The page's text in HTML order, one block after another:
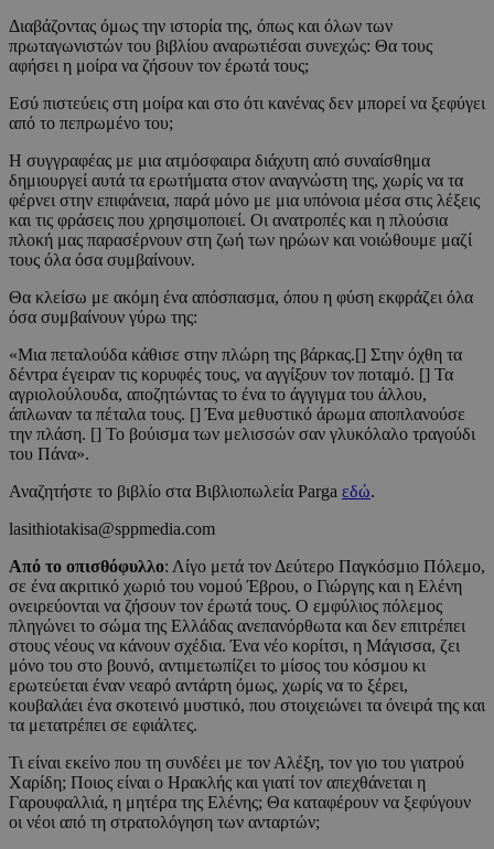
Διαβάζοντας όμως την ιστορία της, όπως και όλων των
πρωταγωνιστών του βιβλίου αναρωτιέσαι συνεχώς: Θα τους
αφήσει η μοίρα να ζήσουν τον έρωτά τους;
Εσύ πιστεύεις στη μοίρα και στο ότι κανένας δεν μπορεί να ξεφύγει
από το πεπρωμένο του;
Η συγγραφέας με μια ατμόσφαιρα διάχυτη από συναίσθημα
δημιουργεί αυτά τα ερωτήματα στον αναγνώστη της, χωρίς να τα
φέρνει στην επιφάνεια, παρά μόνο με μια υπόνοια μέσα στις λέξεις
και τις φράσεις που χρησιμοποιεί. Οι ανατροπές και η πλούσια
πλοκή μας παρασέρνουν στη ζωή των ηρώων και νοιώθουμε μαζί
τους όλα όσα συμβαίνουν.
Θα κλείσω με ακόμη ένα απόσπασμα, όπου η φύση εκφράζει όλα
όσα συμβαίνουν γύρω της:
«Μια πεταλούδα κάθισε στην πλώρη της βάρκας.[] Στην όχθη τα
δέντρα έγειραν τις κορυφές τους, να αγγίξουν τον ποταμό. [] Τα
αγριολούλουδα, αποζητώντας το ένα το άγγιγμα του άλλου,
άπλωναν τα πέταλα τους. [] Ένα μεθυστικό άρωμα αποπλανούσε
την πλάση. [] Το βούισμα των μελισσών σαν γλυκόλαλο τραγούδι
του Πάνα».
Αναζητήστε το βιβλίο στα Βιβλιοπωλεία Parga εδώ.
lasithiotakisa@sppmedia.com
Από το οπισθόφυλλο: Λίγο μετά τον Δεύτερο Παγκόσμιο Πόλεμο,
σε ένα ακριτικό χωριό του νομού Έβρου, ο Γιώργης και η Ελένη
ονειρεύονται να ζήσουν τον έρωτά τους. Ο εμφύλιος πόλεμος
πληγώνει το σώμα της Ελλάδας ανεπανόρθωτα και δεν επιτρέπει
στους νέους να κάνουν σχέδια. Ένα νέο κορίτσι, η Μάγισσα, ζει
μόνο του στο βουνό, αντιμετωπίζει το μίσος του κόσμου κι
ερωτεύεται έναν νεαρό αντάρτη όμως, χωρίς να το ξέρει,
κουβαλάει ένα σκοτεινό μυστικό, που στοιχειώνει τα όνειρά της και
τα μετατρέπει σε εφιάλτες.
Τι είναι εκείνο που τη συνδέει με τον Αλέξη, τον γιο του γιατρού
Χαρίδη; Ποιος είναι ο Ηρακλής και γιατί τον απεχθάνεται η
Γαρουφαλλιά, η μητέρα της Ελένης; Θα καταφέρουν να ξεφύγουν
οι νέοι από τη στρατολόγηση των ανταρτών;